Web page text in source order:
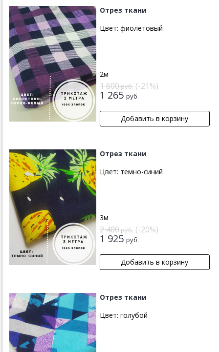
Отрез ткани
Цвет: фиолетовый
2м
1 600руб.(-21%)
1 265руб.
Отрез ткани
Цвет: темно-синий
3м
2 400руб.(-20%)
1 925руб.
Отрез ткани
Цвет: голубой